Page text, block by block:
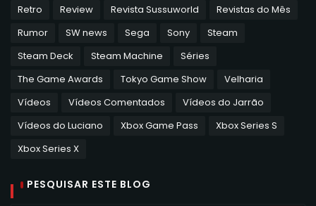
Retro
Review Revista Sussuworld
Revistas do Mês
Rumor
SW news Sega Sony
Steam
Steam Deck
Steam Machine
Séries
The Game Awards
Tokyo Game Show
Velharia
Vídeos
Vídeos Comentados
Vídeos do Jarrão
Vídeos do Luciano
Xbox Game Pass
Xbox Series S
Xbox Series X
PESQUISAR ESTE BLOG